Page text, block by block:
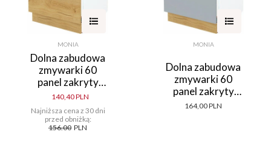
MONIA
Dolna zabudowa
zmywarki 60
panel zakryty
Monia (dąb Soma
ciemny)
140,40 PLN
Najniższa cena z 30 dni
przed obniżką:
156.00 PLN
MONIA
Dolna zabudowa
zmywarki 60
panel zakryty
Monia (szary/dąb
164,00 PLN